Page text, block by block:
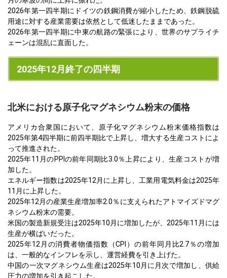
2026年第一四半期にドイツの鉄鋼消費が縮小したため、鉄鋼脱硫
用途に対する産業需要は依然として低迷したままであった。
2026年第一四半期に中東の航路の緊張により、世界のサプライチ
ェーンは混乱に直面した。
2025年12月終了の四半期
北米における原子化マグネシウム粉末の価格
アメリカ合衆国において、原子化マグネシウム粉末価格指数は
2025年第4四半期に前四半期比で上昇し、増大する生産コストによ
って推進された。
2025年11月のPPIの前年同期比3.0％上昇により、生産コストが増
加した。
エネルギー指数は2025年12月に上昇し、工業用電気料金は2025年
11月に上昇した。
2025年12月の産業生産増加率2.0％に支えられたアトマイズドマグ
ネシウム粉末の需要。
米国の製造新規受注は2025年10月に増加したが、2025年11月には
生産が横ばいだった。
2025年12月の消費者物価指数（CPI）の前年同月比2.7％の増加
は、一般的なインフレを示し、運営経費を引き上げた。
中国の一次マグネシウム生産は2025年10月に月次で増加し、供給
圧力の増加を引き起こした。